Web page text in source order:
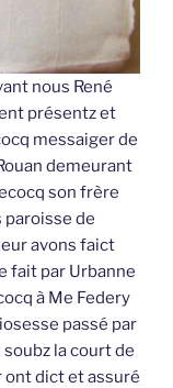
nous René
présentz et
messaiger de
demeurant
son frère
paroisse de
avons faict
fait par Urbanne
à Me Federy
passé par
la court de
ont dict et assuré